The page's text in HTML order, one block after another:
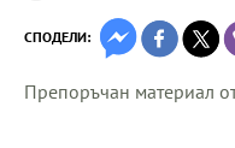
СПОДЕЛИ:
Препоръчан материал